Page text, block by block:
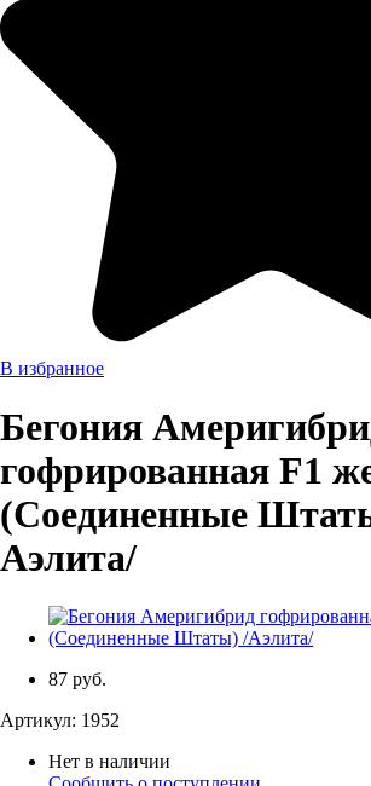
В избранное
Бегония
гофрированная F1
(Соединенные
Аэлита/
87 руб.
Артикул: 1952
Нет в наличии